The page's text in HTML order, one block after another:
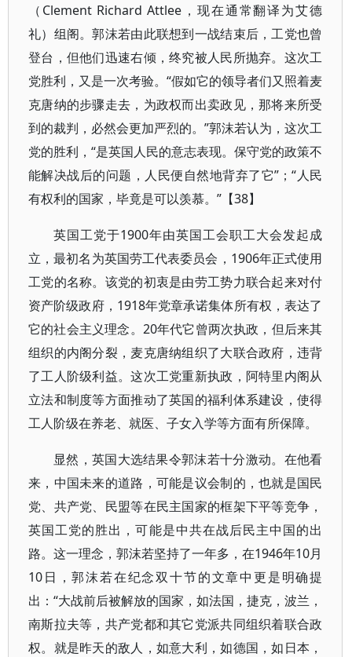
（Clement Richard Attlee，现在通常翻译为艾德
礼）组阁。郭沫若由此联想到一战结束后，工党也曾
登台，但他们迅速右倾，终究被人民所抛弃。这次工
党胜利，又是一次考验。“假如它的领导者们又照着麦
克唐纳的步骤走去，为政权而出卖政见，那将来所受
到的裁判，必然会更加严烈的。”郭沫若认为，这次工
党的胜利，“是英国人民的意志表现。保守党的政策不
能解决战后的问题，人民便自然地背弃了它”；“人民
有权利的国家，毕竟是可以羡慕。”【38】
英国工党于1900年由英国工会职工大会发起成
立，最初名为英国劳工代表委员会，1906年正式使用
工党的名称。该党的初衷是由劳工势力联合起来对付
资产阶级政府，1918年党章承诺集体所有权，表达了
它的社会主义理念。20年代它曾两次执政，但后来其
组织的内阁分裂，麦克唐纳组织了大联合政府，违背
了工人阶级利益。这次工党重新执政，阿特里内阁从
立法和制度等方面推动了英国的福利体系建设，使得
工人阶级在养老、就医、子女入学等方面有所保障。
显然，英国大选结果令郭沫若十分激动。在他看
来，中国未来的道路，可能是议会制的，也就是国民
党、共产党、民盟等在民主国家的框架下平等竞争，
英国工党的胜出，可能是中共在战后民主中国的出
路。这一理念，郭沫若坚持了一年多，在1946年10月
10日，郭沫若在纪念双十节的文章中更是明确提
出：“大战前后被解放的国家，如法国，捷克，波兰，
南斯拉夫等，共产党都和其它党派共同组织着联合政
权。就是昨天的敌人，如意大利，如德国，如日本，